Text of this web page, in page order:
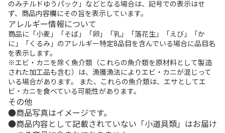
のみチルドゆうパック」などとなる場合は、記号での表示はせ
ず、商品内容欄にその旨を表示しています。
アレルギー情報について
商品に「小麦」「そば」「卵」「乳」「落花生」「えび」「か
に」「くるみ」のアレルギー特定8品目を含んでいる場合に品目名
を表示します。
※エビ・カニを除く魚介類（これらの魚介類を原材料として製造
された加工品も含む）は、漁獲漁法によりエビ・カニが混じって
いる場合があります。 また、これらの魚介類は、エサとしてエ
ビ・カニを食べている可能性があります。
その他
商品写真はイメージです。
商品内容として記載されていない「小道具類」はお届け